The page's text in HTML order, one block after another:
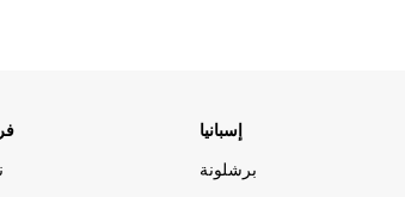
إسبانيا
برشلونة